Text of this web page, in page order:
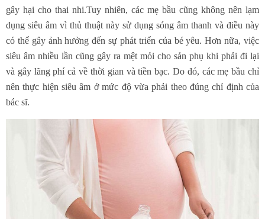
gây hại cho thai nhi.Tuy nhiên, các mẹ bầu cũng không nên lạm
dụng siêu âm vì thủ thuật này sử dụng sóng âm thanh và điều này
có thể gây ảnh hưởng đến sự phát triển của bé yêu. Hơn nữa, việc
siêu âm nhiều lần cũng gây ra mệt mỏi cho sản phụ khi phải đi lại
và gây lãng phí cả về thời gian và tiền bạc. Do đó, các mẹ bầu chỉ
nên thực hiện siêu âm ở mức độ vừa phải theo đúng chỉ định của
bác sĩ.